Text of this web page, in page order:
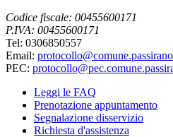
Codice fiscale: 00455600171
P.IVA: 00455600171
Tel: 0306850557
Email:
PEC:
Leggi le FAQ
Prenotazione appuntamento
Segnalazione disservizio
Richiesta d'assistenza